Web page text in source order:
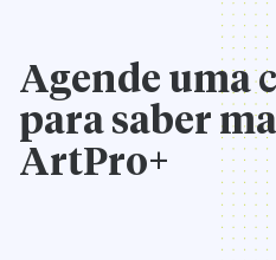
Agende uma
para saber
ArtPro+